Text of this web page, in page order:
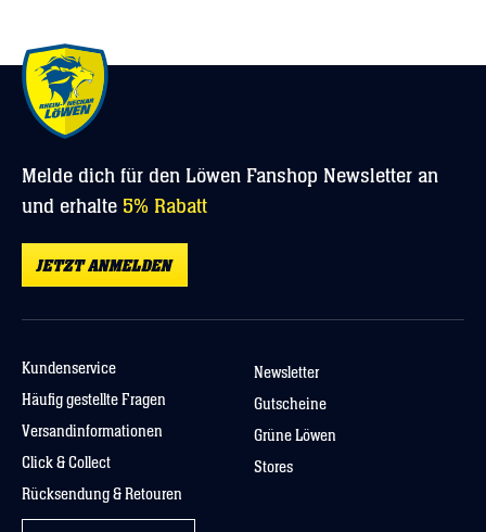
Melde dich für den Löwen Fanshop Newsletter an
und erhalte 5% Rabatt
JETZT ANMELDEN
Kundenservice
Häufig gestellte Fragen
Versandinformationen
Click & Collect
Rücksendung & Retouren
Newsletter
Gutscheine
Grüne Löwen
Stores